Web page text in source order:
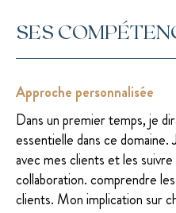
SES
Approche personnalisée
Dans un premier temps, je
essentielle dans ce domaine.
avec mes clients et les
collaboration. comprendre
clients. Mon implication sur